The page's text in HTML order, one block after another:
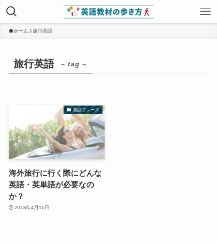
ホーム 旅行英語
旅行英語 – tag –
英語フレーズ
海外旅行に行く際にどんな
英語・英単語が必要なの
か？
2018年4月10日